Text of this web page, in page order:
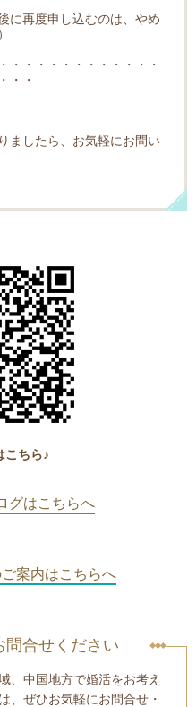
に再度申し込むのは、やめ
・・・・・・・・・・・・
・・
ましたら、お気軽にお問い
こちら♪
グはこちらへ
案内はこちらへ
問合せください
、中国地方で婚活をお考え
、ぜひお気軽にお問合せ・